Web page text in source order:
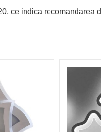
ce indica